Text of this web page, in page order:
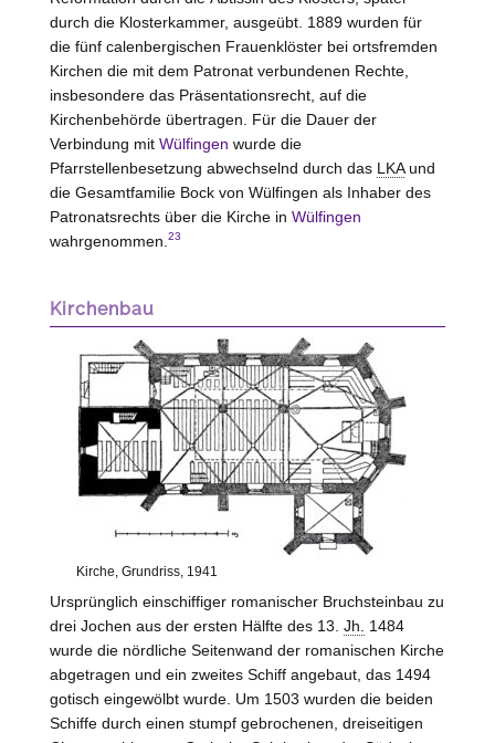
durch die Klosterkammer, ausgeübt. 1889 wurden für
die fünf calenbergischen Frauenklöster bei ortsfremden
Kirchen die mit dem Patronat verbundenen Rechte,
insbesondere das Präsentationsrecht, auf die
Kirchenbehörde übertragen. Für die Dauer der
Verbindung mit Wülfingen wurde die
Pfarrstellenbesetzung abwechselnd durch das LKAund
die Gesamtfamilie Bock von Wülfingen als Inhaber des
Patronatsrechts über die Kirche in Wülfingen
wahrgenommen.23
Kirchenbau
Kirche, Grundriss, 1941
Ursprünglich einschiffiger romanischer Bruchsteinbau zu
drei Jochen aus der ersten Hälfte des 13. Jh.
1484
wurde die nördliche Seitenwand der romanischen Kirche
abgetragen und ein zweites Schiff angebaut, das 1494
gotisch eingewölbt wurde. Um 1503 wurden die beiden
Schiffe durch einen stumpf gebrochenen, dreiseitigen